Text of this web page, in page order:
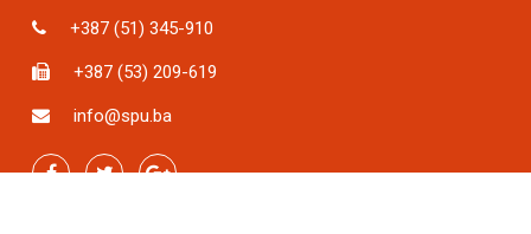
+387 (51) 345-910
+387 (53) 209-619
info@spu.ba